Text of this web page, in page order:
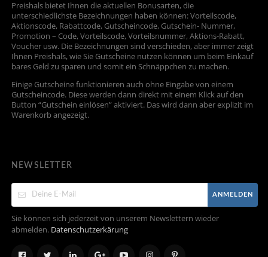
Preishals bietet Ihnen die aktuellen Bonusarten, die
unterschiedlichste Bezeichnungen haben können: Vorteilscode,
Aktionscode, Rabattcode, Gutscheincode, Gutschein- Nummer,
Promotion – Code, Vorteilscode, Vorteilsnummer, Aktions-Rabatt,
Voucher usw. Die Bezeichnungen sind verschieden, aber immer zeigt
Ihnen Preishals, wie Sie Gutscheine nutzen können um beim Einkauf
bares Geld zu sparen und somit ein Schnäppchen zu machen.
Einige Gutscheine funktionieren auch ohne Eingabe von einem
Gutscheincode. Diese werden dann direkt mit einem Klick auf den
Button “Gutschein einlösen” aktiviert. Das wird dann aber explizit im
Warenkorb angezeigt.
NEWSLETTER
ANMELDEN
Sie können sich jederzeit von unserem Newslettern wieder
abmelden. Datenschutzerkärung